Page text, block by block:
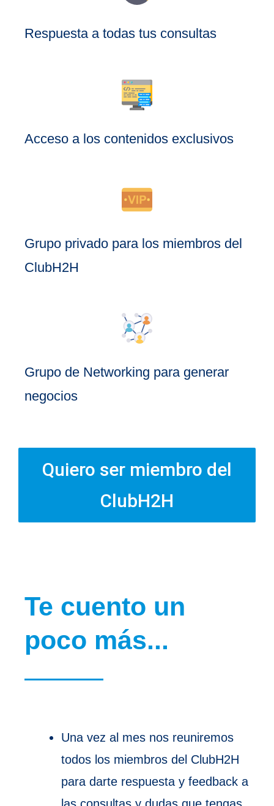
Respuesta a todas tus consultas
Acceso a los contenidos exclusivos
Grupo privado para los miembros del
ClubH2H
Grupo de Networking para generar
negocios
Quiero ser miembro del
ClubH2H
Te cuento un
poco más...
Una vez al mes nos reuniremos
todos los miembros del ClubH2H
para darte respuesta y feedback a